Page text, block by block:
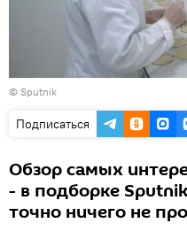
© Sputnik
Подписаться
Обзор самых
- в подборке
точно ничего не